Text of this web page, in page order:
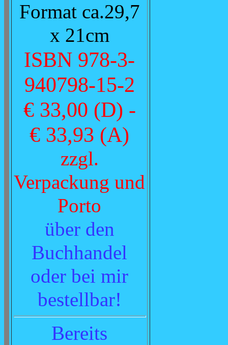
Format ca.29,7
x 21cm
ISBN 978-3-
940798-15-2
€ 33,00 (D) -
€ 33,93 (A)
zzgl.
Verpackung und
Porto
über den
Buchhandel
oder bei mir
bestellbar!
Bereits